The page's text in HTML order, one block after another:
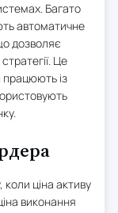
Багато
автоматичне
дозволяє
Це
працюють із
ціна активу
виконання